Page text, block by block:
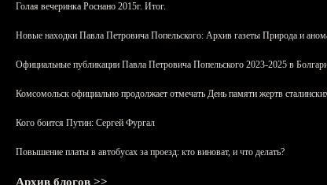
Голая вечеринка Роснано 2015г. Итог.
Новые находки Павла Петровича Попельского: Архив газеты Природа и
Официальные публикации Павла Петровича Попельского 2023-2025 в
Комсомольск официально продолжает отмечать День памяти жертв
Кого боится Путин: Сергей Фургал
Повышение платы в автобусах за проезд: кто виноват, и что делать?
Архив блогов >>